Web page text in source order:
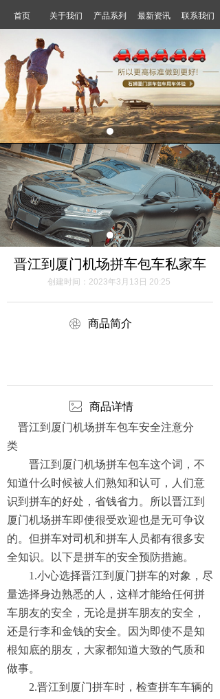
首页 关于我们 产品系列 最新资讯 联系我们
晋江到厦门机场拼车包车私家车
商品简介
创建时间： 2023年3月13日 20:25
商品详情
晋江到厦门机场拼车包车安全注意分
类
晋江到厦门机场拼车包车这个词，不
知道什么时候被人们熟知和认可，人们意
识到拼车的好处，省钱省力。所以晋江到
厦门机场拼车即使很受欢迎也是无可争议
的。但拼车对司机和拼车人员都有很多安
全知识。以下是拼车的安全预防措施。
1.小心选择晋江到厦门拼车的对象，尽
量选择身边熟悉的人，这样才能给任何拼
车朋友的安全，无论是拼车朋友的安全，
还是行李和金钱的安全。因为即使不是知
根知底的朋友，大家都知道大致的气质和
做事。
2.晋江到厦门拼车时，检查拼车车辆的
ꁵ
ꂈ